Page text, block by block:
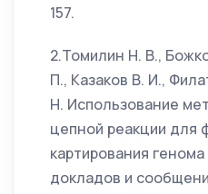
157.
2.Томилин Н. В.,
П., Казаков В. И.,
Н. Использование
цепной реакции для
картирования
докладов и